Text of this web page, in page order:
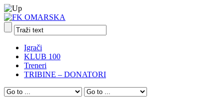
Igrači
KLUB 100
Treneri
TRIBINE – DONATORI